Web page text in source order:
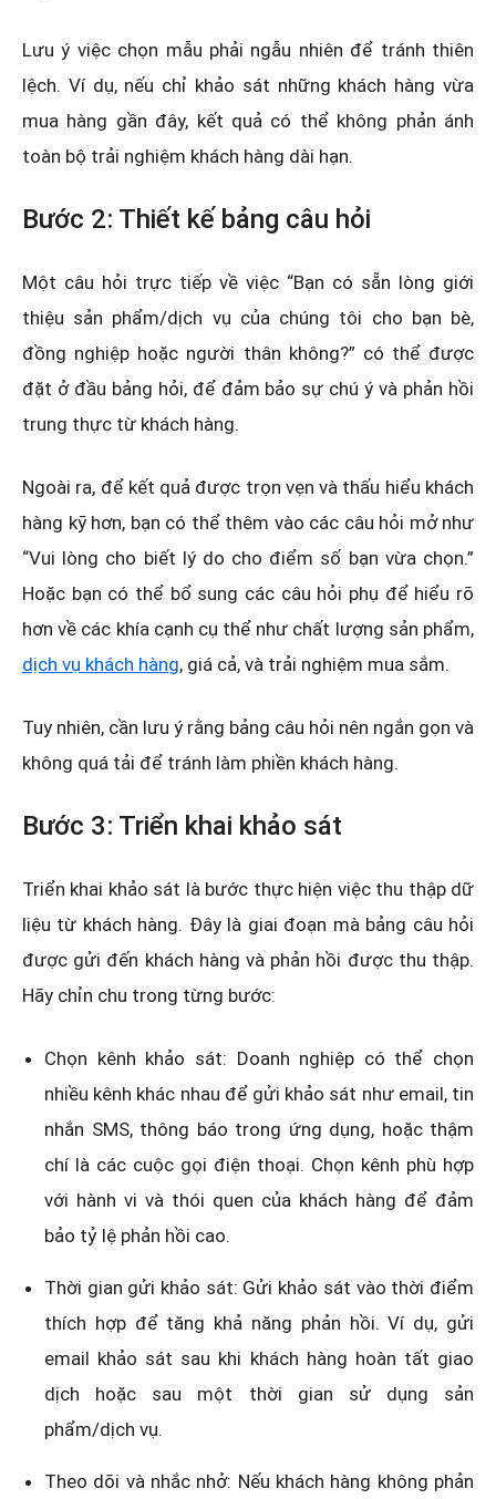
Lưu ý việc chọn mẫu phải ngẫu nhiên để tránh thiên
lệch. Ví dụ, nếu chỉ khảo sát những khách hàng vừa
mua hàng gần đây, kết quả có thể không phản ánh
toàn bộ trải nghiệm khách hàng dài hạn.
Bước 2: Thiết kế bảng câu hỏi
Một câu hỏi trực tiếp về việc “Bạn có sẵn lòng giới
thiệu sản phẩm/dịch vụ của chúng tôi cho bạn bè,
đồng nghiệp hoặc người thân không?” có thể được
đặt ở đầu bảng hỏi, để đảm bảo sự chú ý và phản hồi
trung thực từ khách hàng.
Ngoài ra, để kết quả được trọn vẹn và thấu hiểu khách
hàng kỹ hơn, bạn có thể thêm vào các câu hỏi mở như
“Vui lòng cho biết lý do cho điểm số bạn vừa chọn.”
Hoặc bạn có thể bổ sung các câu hỏi phụ để hiểu rõ
hơn về các khía cạnh cụ thể như chất lượng sản phẩm,
dịch vụ khách hàng, giá cả, và trải nghiệm mua sắm.
Tuy nhiên, cần lưu ý rằng bảng câu hỏi nên ngắn gọn và
không quá tải để tránh làm phiền khách hàng.
Bước 3: Triển khai khảo sát
Triển khai khảo sát là bước thực hiện việc thu thập dữ
liệu từ khách hàng. Đây là giai đoạn mà bảng câu hỏi
được gửi đến khách hàng và phản hồi được thu thập.
Hãy chỉn chu trong từng bước:
Chọn kênh khảo sát: Doanh nghiệp có thể chọn
nhiều kênh khác nhau để gửi khảo sát như email, tin
nhắn SMS, thông báo trong ứng dụng, hoặc thậm
chí là các cuộc gọi điện thoại. Chọn kênh phù hợp
với hành vi và thói quen của khách hàng để đảm
bảo tỷ lệ phản hồi cao.
Thời gian gửi khảo sát: Gửi khảo sát vào thời điểm
thích hợp để tăng khả năng phản hồi. Ví dụ, gửi
email khảo sát sau khi khách hàng hoàn tất giao
dịch hoặc sau một thời gian sử dụng sản
phẩm/dịch vụ.
Theo dõi và nhắc nhở: Nếu khách hàng không phản